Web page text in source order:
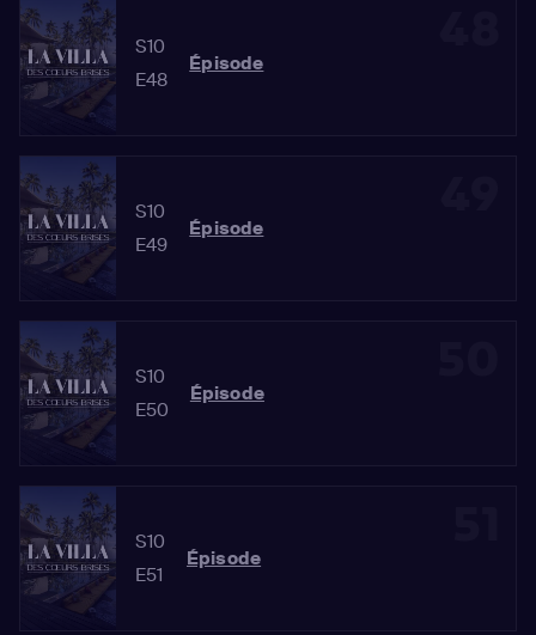
S10
E48
Épisode
S10
E49
Épisode
S10
E50
Épisode
S10
E51
Épisode